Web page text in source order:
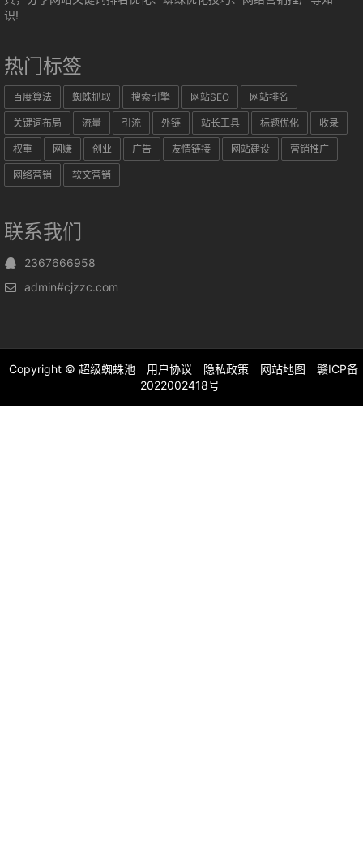
识!
热门标签
百度算法 蜘蛛抓取 搜索引擎 网站SEO 网站排名
关键词布局 流量 引流 外链 站长工具 标题优化 收录
权重 网赚 创业 广告 友情链接 网站建设 营销推广
网络营销 软文营销
联系我们
2367666958
admin#cjzzc.com
Copyright © 超级蜘蛛池 用户协议 隐私政策 网站地图
赣ICP备
2022002418号